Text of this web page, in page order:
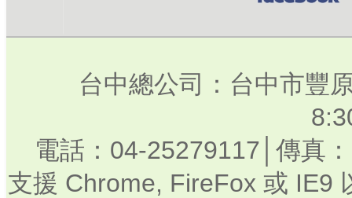
台中總公司：台中市豐
電話：04-25279117│傳真
支援 Chrome, FireFox 或 IE9